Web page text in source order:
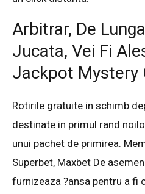
Arbitrar, De
Jucata, Vei Fi
Jackpot Mystery
Rotirile gratuite in schimb
destinate in primul rand
unui pachet de primirea.
Superbet, Maxbet De
furnizeaza ?ansa pentru a fi